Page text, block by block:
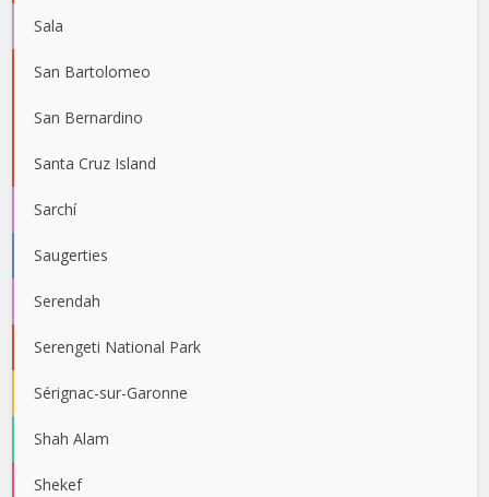
Sala
San Bartolomeo
San Bernardino
Santa Cruz Island
Sarchí
Saugerties
Serendah
Serengeti National Park
Sérignac-sur-Garonne
Shah Alam
Shekef